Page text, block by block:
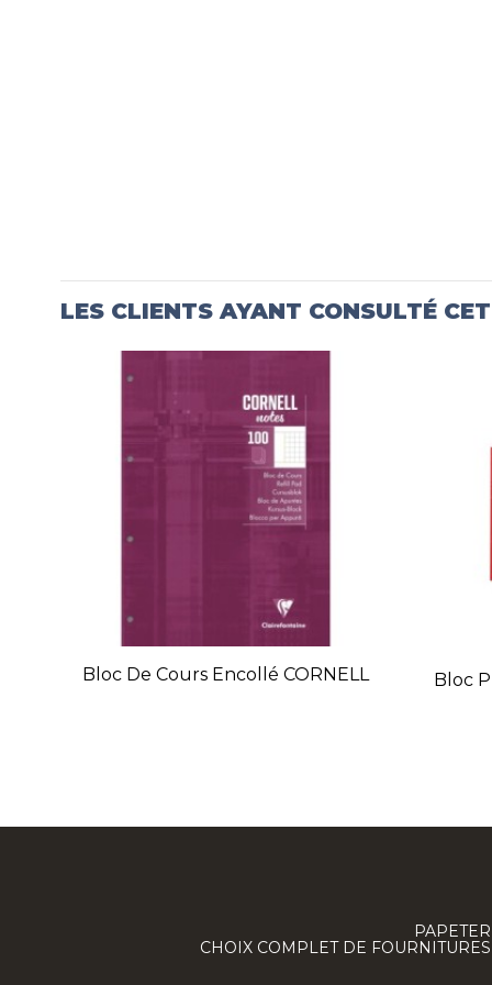
LES CLIENTS AYANT CONSULTÉ
Bloc De Cours Encollé CORNELL Bloc
CHOIX COMPLET DE